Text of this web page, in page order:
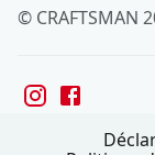
© CRAFTSMAN